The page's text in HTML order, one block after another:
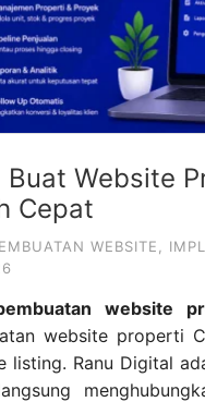
Buat Website
Cepat
WEBSITE
website
website properti
listing. Ranu Digital